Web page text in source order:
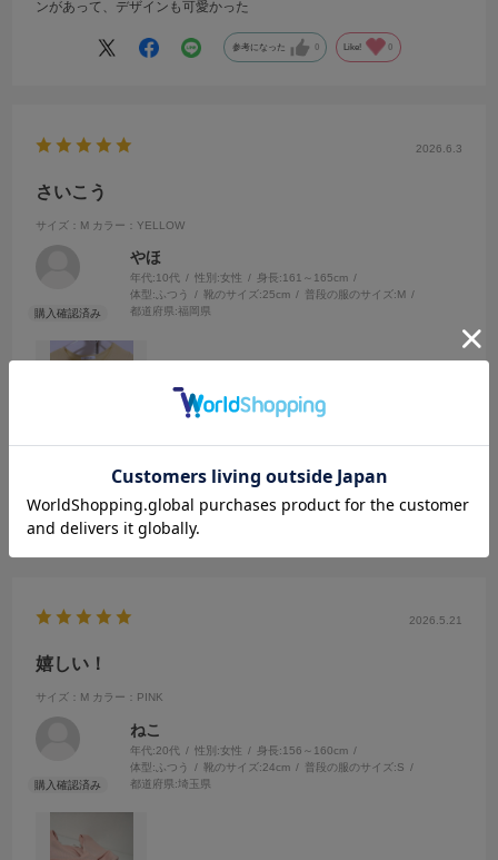
ンがあって、デザインも可愛かった
参考になった 0 Like! 0
2026.6.3
さいこう
サイズ：M カラー：YELLOW
やほ
年代:10代 性別:女性 身長:161～165cm
体型: ふつう 靴のサイズ:25cm 普段の服のサイズ:M
都道府県:福岡県
可愛すぎて一目惚れ。たくさん褒められました🥹💞💞
2026.5.21
嬉しい！
サイズ：M カラー：PINK
ねこ
年代:20代 性別:女性 身長:156～160cm
体型: ふつう 靴のサイズ:24cm 普段の服のサイズ:S
都道府県:埼玉県